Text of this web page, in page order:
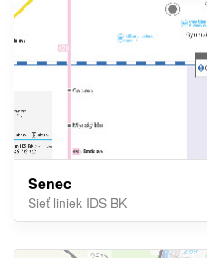
Senec
Sieť liniek IDS BK